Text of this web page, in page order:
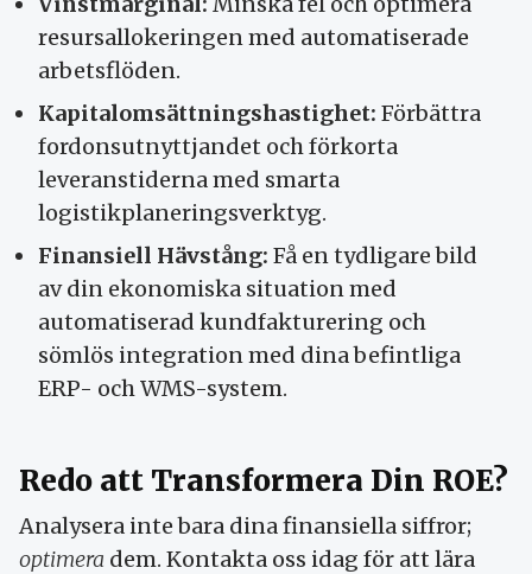
resursallokeringen med automatiserade
arbetsflöden.
Kapitalomsättningshastighet: Förbättra
fordonsutnyttjandet och förkorta
leveranstiderna med smarta
logistikplaneringsverktyg.
Finansiell Hävstång: Få en tydligare bild
av din ekonomiska situation med
automatiserad kundfakturering och
sömlös integration med dina befintliga
ERP- och WMS-system.
Redo att Transformera Din ROE?
Analysera inte bara dina finansiella siffror;
optimera dem. Kontakta oss idag för att lära